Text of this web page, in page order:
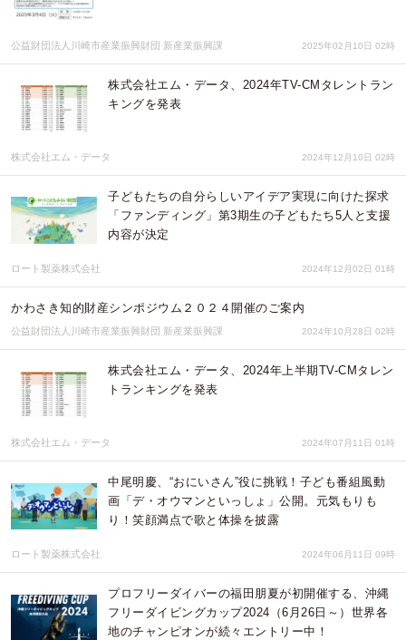
公益財団法人川崎市産業振興財団 新産業振興課 2025年02月10日 02時
株式会社エム・データ、2024年TV-CMタレントラン
キングを発表
株式会社エム・データ 2024年12月10日 02時
子どもたちの自分らしいアイデア実現に向けた探求
「ファンディング」第3期生の子どもたち5人と支援
内容が決定
ロート製薬株式会社 2024年12月02日 01時
かわさき知的財産シンポジウム２０２４開催のご案内
公益財団法人川崎市産業振興財団 新産業振興課 2024年10月28日 02時
株式会社エム・データ、2024年上半期TV-CMタレン
トランキングを発表
株式会社エム・データ 2024年07月11日 01時
中尾明慶、“おにいさん”役に挑戦！子ども番組風動
画「デ・オウマンといっしょ」公開。元気もりも
り！笑顔満点で歌と体操を披露
ロート製薬株式会社 2024年06月11日 09時
プロフリーダイバーの福田朋夏が初開催する、沖縄
フリーダイビングカップ2024（6月26日～）世界各
地のチャンピオンが続々エントリー中！